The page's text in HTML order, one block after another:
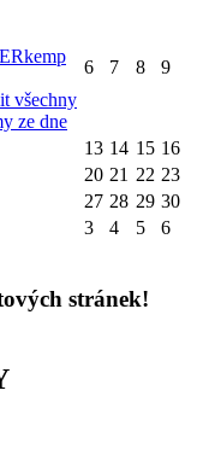
všechny
ze dne
6 7 8 9
13 14 15 16
20 21 22 23
27 28 29 30
3 4 5 6
stránek!